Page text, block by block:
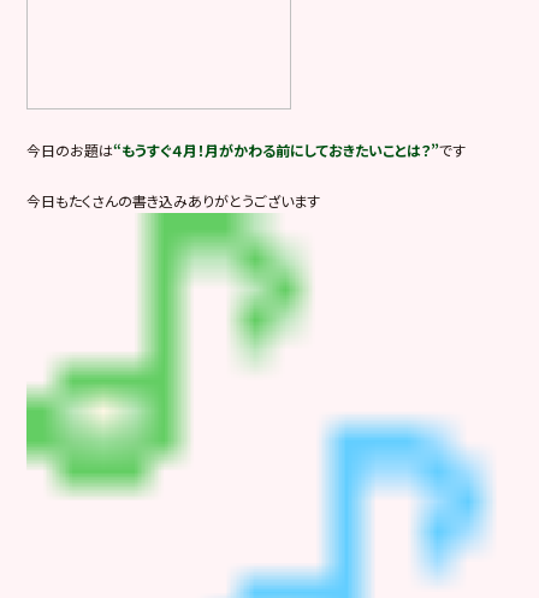
今日のお題は“もうすぐ４月！月がかわる前にしておきたいことは？”です
今日もたくさんの書き込みありがとうございます